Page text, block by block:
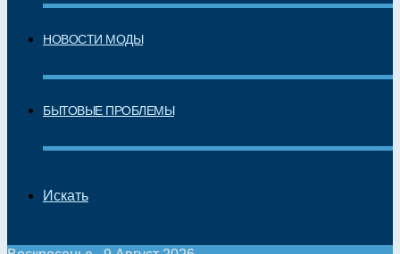
НОВОСТИ МОДЫ
БЫТОВЫЕ ПРОБЛЕМЫ
Искать